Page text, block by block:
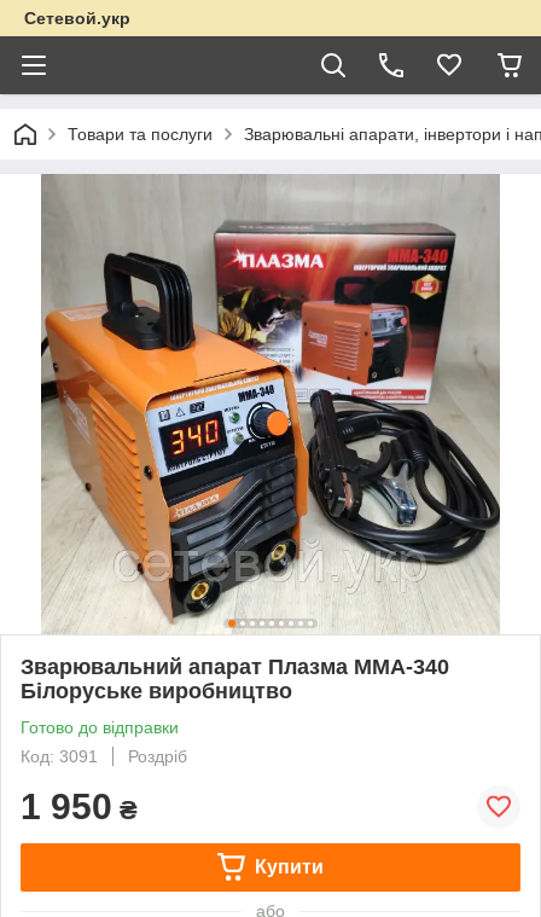
Сетевой.укр
Товари та послуги Зварювальні апарати, інвертори і
Зварювальний апарат Плазма ММА-340
Білоруське виробництво
Готово до відправки
Код: 3091
Роздріб
1 950 ₴
Купити
або